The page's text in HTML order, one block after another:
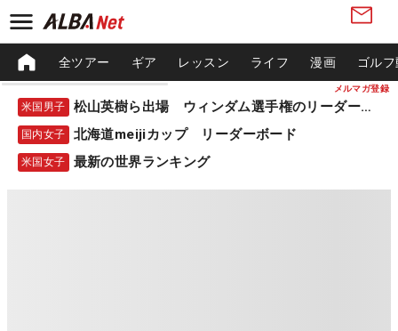
メルマガ登録
全ツアー ギア レッスン ライフ 漫画 ゴル
米国男子 松山英樹ら出場 ウィンダム選手権のリーダーボード
国内女子 北海道meijiカップ リーダーボード
米国女子 最新の世界ランキング